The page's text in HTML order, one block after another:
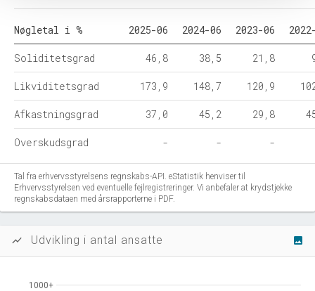
Nøgletal i % 2025-06 2024-06 2023-06
Soliditetsgrad 46,8 38,5 21,8
Likviditetsgrad 173,9 148,7 120,9
Afkastningsgrad 37,0 45,2 29,8
Overskudsgrad - - -
Tal fra erhvervsstyrelsens regnskabs-API. eStatistik henviser til
Erhvervsstyrelsen ved eventuelle fejlregistreringer. Vi anbefaler at krydstjekke
regnskabsdataen med årsrapporterne i PDF.
show_chart Udvikling i antal ansatte image
1000+
1000+